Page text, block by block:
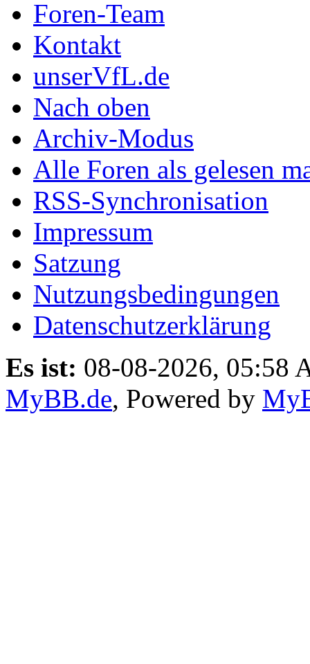
Foren-Team
Kontakt
unserVfL.de
Nach oben
Archiv-Modus
Alle Foren als gelesen
RSS-Synchronisation
Impressum
Satzung
Nutzungsbedingungen
Datenschutzerklärung
Es ist: 08-08-2026, 05:58
MyBB.de, Powered by